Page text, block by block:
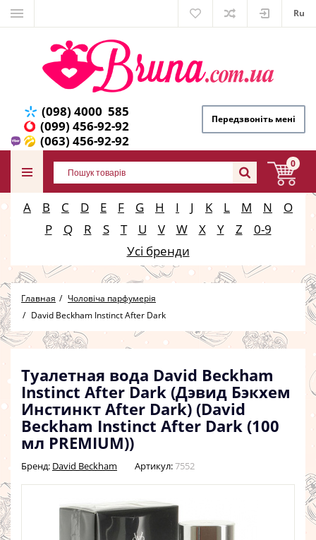
Ru
(098) 4000 585
(099) 456-92-92
(063) 456-92-92
Передзвоніть мені
0
A B C D E F G H I J K L M N
O
P
Q R S T U V W X Y Z
0-9
Усі бренди
Главная
Чоловіча парфумерія
David Beckham Instinct After Dark
Туалетная вода David Beckham
Instinct After Dark (Дэвид Бэкхем
Инстинкт After Dark) (David
Beckham Instinct After Dark (100
мл PREMIUM))
Бренд: David Beckham Артикул:7552